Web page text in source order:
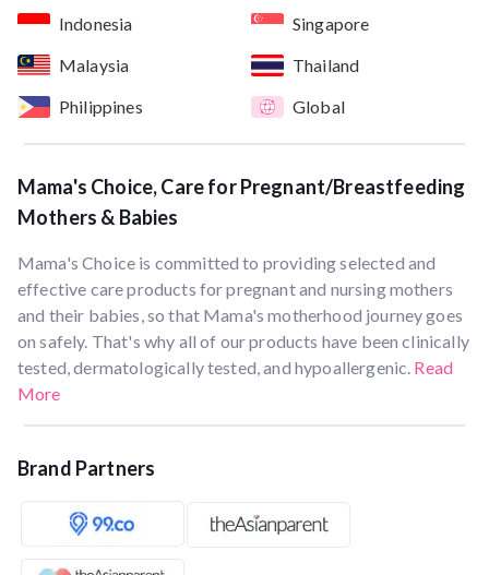
Indonesia
Singapore
Malaysia
Thailand
Philippines
Global
Mama's Choice, Care for Pregnant/Breastfeeding
Mothers & Babies
Mama's Choice is committed to providing selected and
effective care products for pregnant and nursing mothers
and their babies, so that Mama's motherhood journey goes
on safely. That's why all of our products have been clinically
tested, dermatologically tested, and hypoallergenic. Read
More
Brand Partners